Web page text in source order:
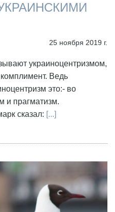
УКРАИНСКИМИ
25 ноября 2019 г.
украиноцентризмом,
Ведь
это:- во
и прагматизм.
сказал: [...]